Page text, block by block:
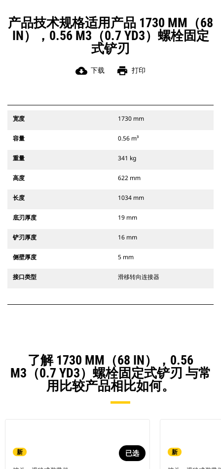
产品技术规格适用产品 1730 MM（68
IN），0.56 M3（0.7 YD3）螺栓固定
式铲刃
cloud_download 下载 print 打印
宽度 1730 mm
容量 0.56 m³
重量 341 kg
高度 622 mm
长度 1034 mm
底刃厚度 19 mm
铲刃厚度 16 mm
侧壁厚度 5 mm
接口类型 滑移转向连接器
了解 1730 MM（68 IN），0.56
M3（0.7 YD3）螺栓固定式铲刃 与常
用比较产品相比如何。
新 已选 新